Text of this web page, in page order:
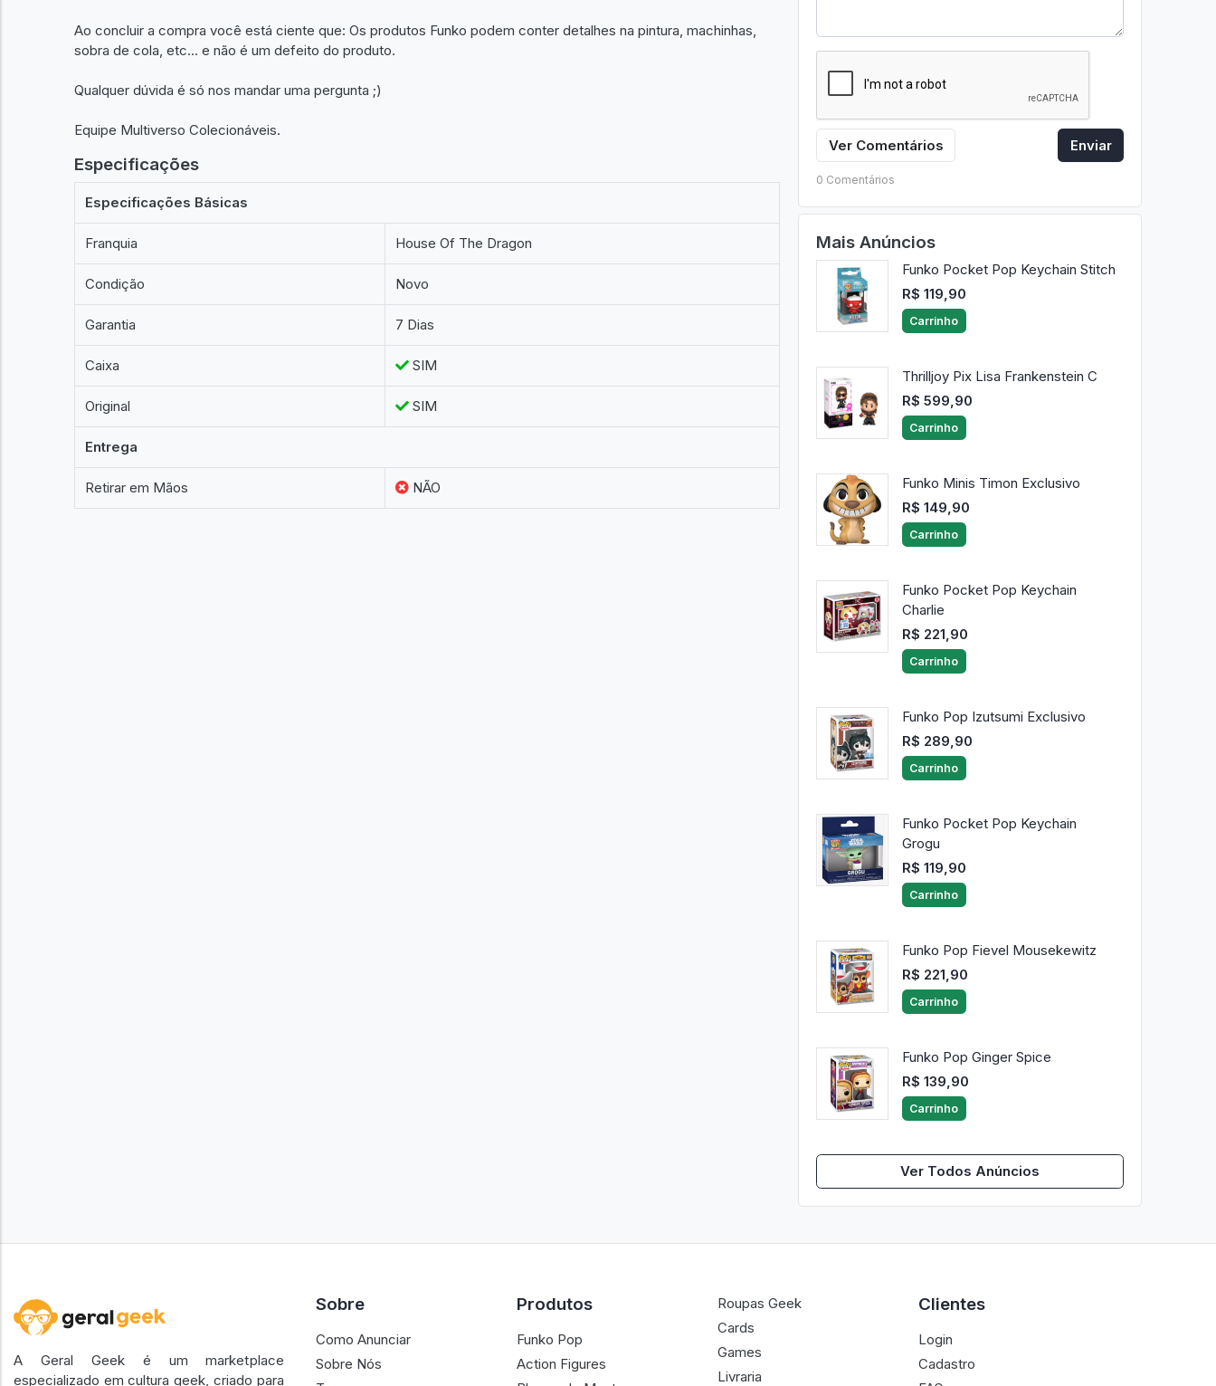
Ao concluir a compra você está ciente que: Os produtos Funko podem conter detalhes na pintura, machinhas,
sobra de cola, etc... e não é um defeito do produto.
Qualquer dúvida é só nos mandar uma pergunta ;)
Equipe Multiverso Colecionáveis.
Especificações
Especificações Básicas
Franquia House Of The Dragon
Condição Novo
Garantia 7 Dias
Caixa SIM
Original SIM
Entrega
Retirar em Mãos NÃO
Ver Comentários Enviar
0 Comentários
Mais Anúncios
Funko Pocket Pop Keychain Stitch
R$ 119,90
Carrinho
Thrilljoy Pix Lisa Frankenstein C
R$ 599,90
Carrinho
Funko Minis Timon Exclusivo
R$ 149,90
Carrinho
Funko Pocket Pop Keychain
Charlie
R$ 221,90
Carrinho
Funko Pop Izutsumi Exclusivo
R$ 289,90
Carrinho
Funko Pocket Pop Keychain
Grogu
R$ 119,90
Carrinho
Funko Pop Fievel Mousekewitz
R$ 221,90
Carrinho
Funko Pop Ginger Spice
R$ 139,90
Carrinho
Ver Todos Anúncios
A Geral Geek é um marketplace
especializado em cultura geek, criado para
Sobre
Como Anunciar
Sobre Nós
Produtos
Funko Pop
Action Figures
Roupas Geek
Cards
Games
Livraria
Clientes
Login
Cadastro